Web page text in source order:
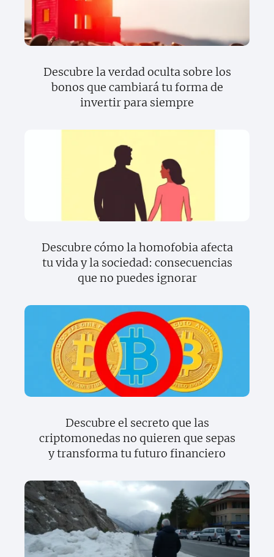
Descubre la verdad oculta sobre los
bonos que cambiará tu forma de
invertir para siempre
Descubre cómo la homofobia afecta
tu vida y la sociedad: consecuencias
que no puedes ignorar
Descubre el secreto que las
criptomonedas no quieren que sepas
y transforma tu futuro financiero